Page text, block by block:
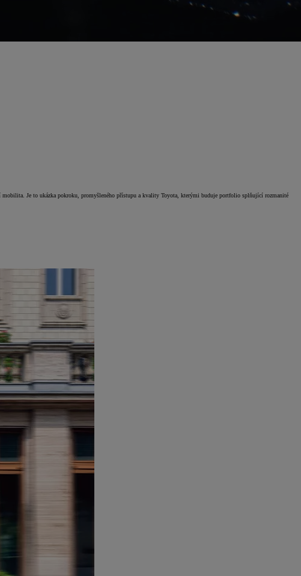
mobilita. Je to ukázka pokroku, promyšleného přístupu a kvality Toyota, kterými buduje portfolio splňující rozmanité